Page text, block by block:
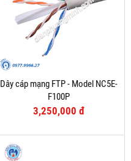
Dây cáp mạng FTP - Model NC5E-
F100P
3,250,000 đ